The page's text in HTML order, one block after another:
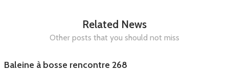
Related News
Other posts that you should not miss
Baleine à bosse rencontre 268